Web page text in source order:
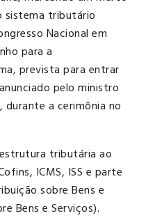
sistema tributário
Nacional em
para a
prevista para entrar
pelo ministro
durante a cerimônia no
tributária ao
ICMS, ISS e parte
sobre Bens e
Bens e Serviços).